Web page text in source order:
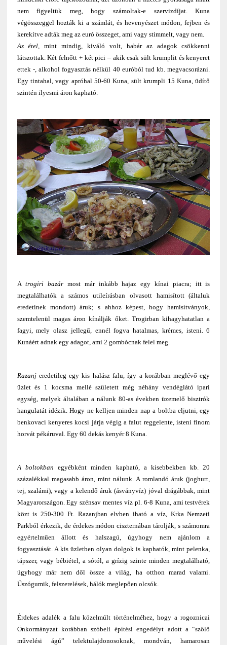
nem figyeltük meg, hogy számoltak-e szervizdíjat. Kuna
végösszeggel hozták ki a számlát, és hevenyészet módon, fejben és
kerekítve adták meg az euró összeget, ami vagy stimmelt, vagy nem.
Az étel,
mint mindig, kiváló volt, habár az adagok csökkenni
látszottak. Két felnőtt + két pici – akik csak sült krumplit és kenyeret
ettek -, alkohol fogyasztás nélkül 40 euróból tud kb. megvacsorázni.
Egy tintahal, vagy apróhal 50-60 Kuna, sült krumpli 15 Kuna, üdítő
szintén ilyesmi áron kapható.
A trogiri bazár most már inkább hajaz egy kínai piacra; itt is
megtalálhatók a számos utileírásban olvasott hamisított (általuk
eredetinek mondott) áruk; s ahhoz képest, hogy hamisítványok,
szemtelenül magas áron kínálják őket. Trogirban kihagyhatatlan a
fagyi, mely olasz jellegű, ennél fogva hatalmas, krémes, isteni. 6
Kunáért adnak egy adagot, ami 2 gombócnak felel meg.
Razanjeredetileg egy kis halász falu, így a korábban meglévő egy
üzlet és 1 kocsma mellé született még néhány vendéglátó ipari
egység, melyek általában a nálunk 80-as években üzemelő bisztrók
hangulatát idézik. Hogy ne kelljen minden nap a boltba eljutni, egy
benkovaci kenyeres kocsi járja végig a falut reggelente, isteni finom
horvát pékáruval. Egy 60 dekás kenyér 8 Kuna.
A boltokban egyébként minden kapható, a kisebbekben kb. 20
százalékkal magasabb áron, mint nálunk. A romlandó áruk (joghurt,
tej, szalámi), vagy a kelendő áruk (ásványvíz) jóval drágábbak, mint
Magyarországon. Egy szénsav mentes víz pl. 6-8 Kuna, ami testvérek
közt is 250-300 Ft. Razanjban elvben iható a víz, Krka Nemzeti
Parkból érkezik, de érdekes módon ciszternában tárolják, s számomra
egyértelműen állott és halszagú, úgyhogy nem ajánlom a
fogyasztását. A kis üzletben olyan dolgok is kaphatók, mint pelenka,
tápszer, vagy bébiétel, a sótól, a grízig szinte minden megtalálható,
úgyhogy már nem dől össze a világ, ha otthon marad valami.
Úszógumik, felszerelések, hálók meglepően olcsók.
Érdekes adalék a falu közelmúlt történelméhez, hogy a rogoznicai
Önkormányzat korábban szóbeli építési engedélyt adott a “szőlő
művelési ágú” telektulajdonosoknak, mondván, hamarosan